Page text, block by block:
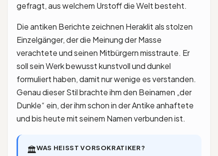
gefragt, aus welchem Urstoff die Welt besteht.
Die antiken Berichte zeichnen Heraklit als stolzen
Einzelgänger, der die Meinung der Masse
verachtete und seinen Mitbürgern misstraute. Er
soll sein Werk bewusst kunstvoll und dunkel
formuliert haben, damit nur wenige es verstanden.
Genau dieser Stil brachte ihm den Beinamen „der
Dunkle“ ein, der ihm schon in der Antike anhaftete
und bis heute mit seinem Namen verbunden ist.
🏛WAS HEISST VORSOKRATIKER?